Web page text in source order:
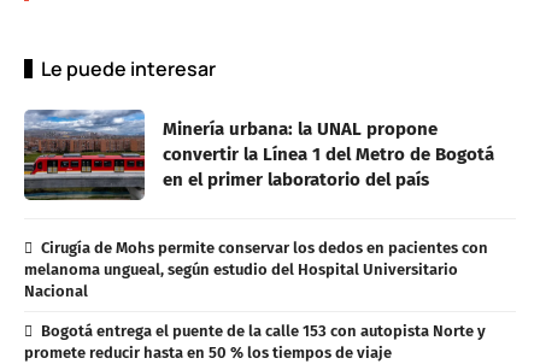
Le puede interesar
Minería urbana: la UNAL propone
convertir la Línea 1 del Metro de Bogotá
en el primer laboratorio del país
Cirugía de Mohs permite conservar los dedos en pacientes con
melanoma ungueal, según estudio del Hospital Universitario
Nacional
Bogotá entrega el puente de la calle 153 con autopista Norte y
promete reducir hasta en 50 % los tiempos de viaje